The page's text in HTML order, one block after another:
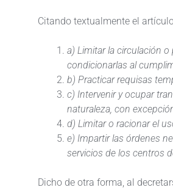
Citando textualmente el
a) Limitar la circulación
condicionarlas al
b) Practicar requisas
c) Intervenir y ocupar
naturaleza, con
d) Limitar o racionar el
e) Impartir las órdenes
servicios de los centros
Dicho de otra forma, al